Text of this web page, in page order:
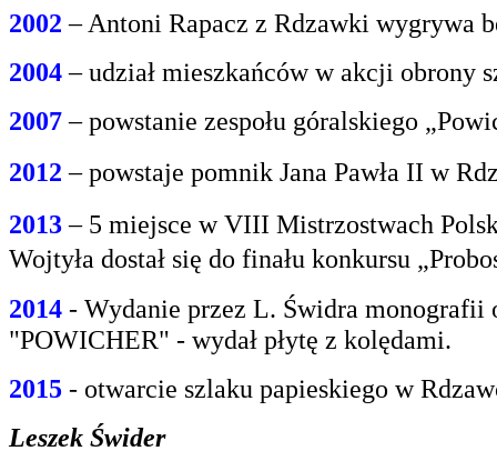
2002 – Antoni Rapacz z Rdzawki wygrywa
2004– udział mieszkańców w akcji obrony
2007– powstanie zespołu góralskiego
2012 – powstaje pomnik Jana Pawła II w
2013– 5 miejsce w VIII Mistrzostwach
Wojtyła dostał się do finału konkursu
2014 - Wydanie przez L. Świdra monografii
"POWICHER" - wydał płytę z kolędami.
2015 - otwarcie szlaku papieskiego w
Leszek Świder